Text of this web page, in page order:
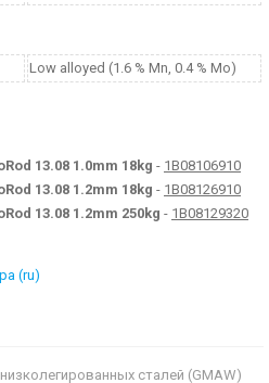
Low alloyed (1.6 % Mn, 0.4 % Mo)
13.08 1.0mm 18kg - 1B08106910
13.08 1.2mm 18kg - 1B08126910
13.08 1.2mm 250kg - 1B08129320
(ru)
сталей (GMAW)